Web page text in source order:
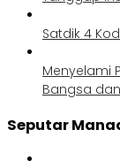
Satdik 4
Menyelami
Bangsa
Seputar